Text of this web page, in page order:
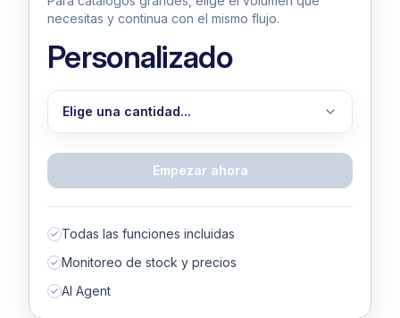
necesitas y continua con el mismo flujo.
Personalizado
Elige una cantidad...
Elige una cantidad...
1,000
2,000
3,000
Empezar ahora
Todas las funciones incluidas
Monitoreo de stock y precios
AI Agent